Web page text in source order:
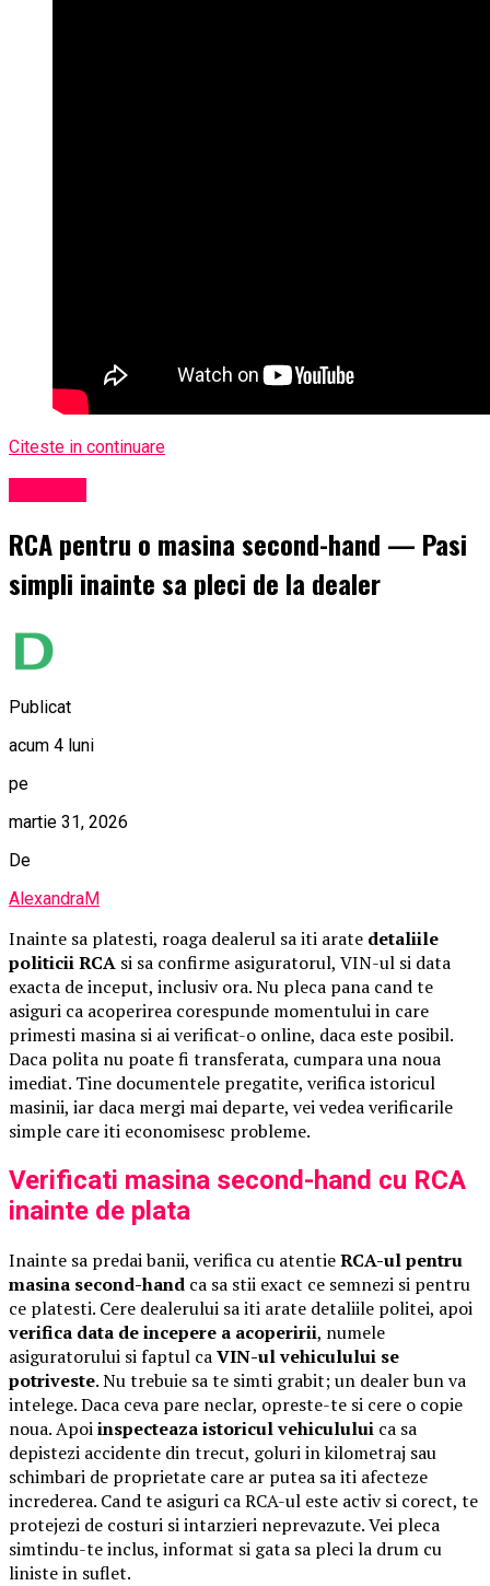
Citeste in continuare
RCA pentru o masina second-hand — Pasi
simpli inainte sa pleci de la dealer
Publicat
acum 4 luni
pe
martie 31, 2026
De
AlexandraM
Inainte sa platesti, roaga dealerul sa iti arate detaliile
politicii RCA si sa confirme asiguratorul, VIN-ul si data
exacta de inceput, inclusiv ora. Nu pleca pana cand te
asiguri ca acoperirea corespunde momentului in care
primesti masina si ai verificat-o online, daca este posibil.
Daca polita nu poate fi transferata, cumpara una noua
imediat. Tine documentele pregatite, verifica istoricul
masinii, iar daca mergi mai departe, vei vedea verificarile
simple care iti economisesc probleme.
Verificati masina second-hand cu RCA
inainte de plata
Inainte sa predai banii, verifica cu atentieRCA-ul pentru
masina second-hand ca sa stii exact ce semnezi si pentru
ce platesti. Cere dealerului sa iti arate detaliile politei, apoi
verifica data de incepere a acoperirii, numele
asiguratorului si faptul caVIN-ul vehiculului se
potriveste. Nu trebuie sa te simti grabit; un dealer bun va
intelege. Daca ceva pare neclar, opreste-te si cere o copie
noua. Apoiinspecteaza istoricul vehiculului ca sa
depistezi accidente din trecut, goluri in kilometraj sau
schimbari de proprietate care ar putea sa iti afecteze
increderea. Cand te asiguri ca RCA-ul este activ si corect, te
protejezi de costuri si intarzieri neprevazute. Vei pleca
simtindu-te inclus, informat si gata sa pleci la drum cu
liniste in suflet.